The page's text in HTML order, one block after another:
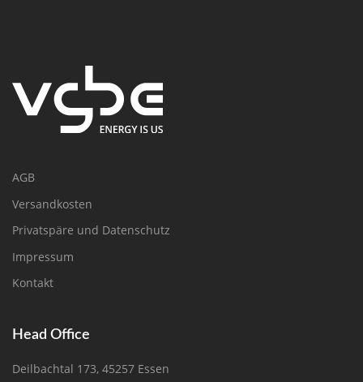
AGB
Versandkosten
Privatspäre und Datenschutz
Impressum
Kontakt
Head Office
Deilbachtal 173, 45257 Essen